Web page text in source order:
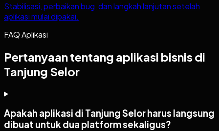
Stabilisasi, perbaikan bug, dan langkah lanjutan setelah
aplikasi mulai dipakai.
FAQ Aplikasi
Pertanyaan tentang aplikasi bisnis di
Tanjung Selor
Apakah aplikasi di Tanjung Selor harus langsung
dibuat untuk dua platform sekaligus?